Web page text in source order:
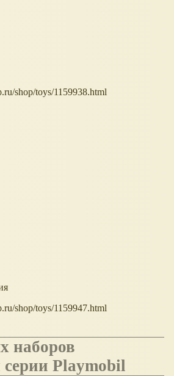
shop/toys/1159938.html
shop/toys/1159947.html
серии Playmobil